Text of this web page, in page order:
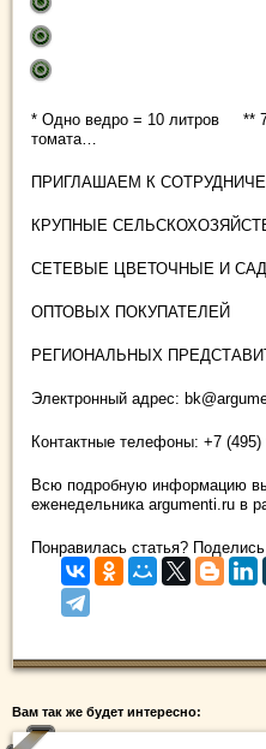
* Одно ведро = 10 литров **
томата…
ПРИГЛАШАЕМ К
КРУПНЫЕ
СЕТЕВЫЕ ЦВЕТОЧНЫЕ И
ОПТОВЫХ ПОКУПАТЕЛЕЙ
РЕГИОНАЛЬНЫХ
Электронный адрес:
Контактные телефоны: +7
Всю подробную информацию
еженедельника argumenti.ru в
Понравилась статья?
Вам так же будет интересно: